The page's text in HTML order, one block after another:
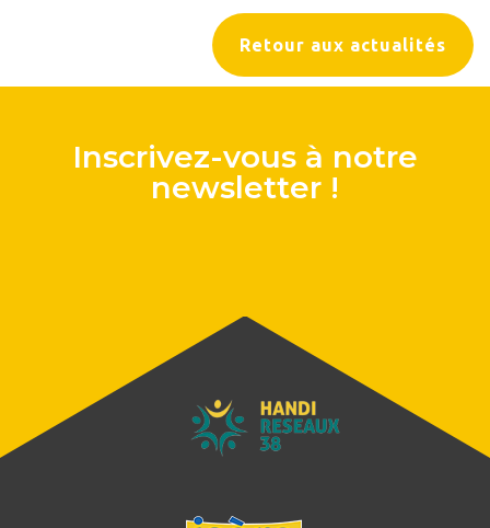
Retour aux actualités
Inscrivez-vous à notre
newsletter !